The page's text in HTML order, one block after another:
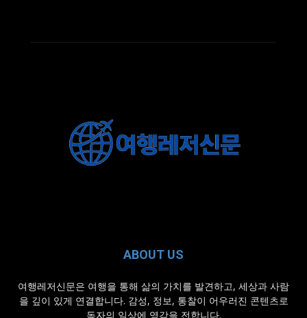
ABOUT US
여행레저신문은 여행을 통해 삶의 가치를 발견하고, 세상과 사람
을 깊이 있게 연결합니다. 감성, 정보, 통찰이 어우러진 콘텐츠로
독자의 일상에 영감을 전합니다.